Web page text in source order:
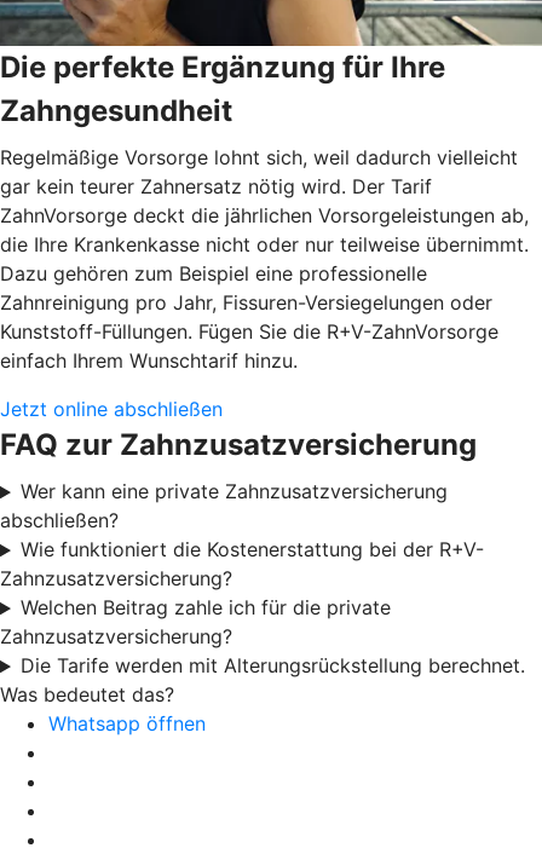
Die perfekte Ergänzung für Ihre
Zahngesundheit
Regelmäßige Vorsorge lohnt sich, weil dadurch vielleicht
gar kein teurer Zahnersatz nötig wird. Der Tarif
ZahnVorsorge deckt die jährlichen Vorsorgeleistungen ab,
die Ihre Krankenkasse nicht oder nur teilweise übernimmt.
Dazu gehören zum Beispiel eine professionelle
Zahnreinigung pro Jahr, Fissuren-Versiegelungen oder
Kunststoff-Füllungen. Fügen Sie die R+V-ZahnVorsorge
einfach Ihrem Wunschtarif hinzu.
Jetzt online abschließen
FAQ zur Zahnzusatzversicherung
Wer kann eine private Zahnzusatzversicherung
abschließen?
Wie funktioniert die Kostenerstattung bei der R+V-
Zahnzusatzversicherung?
Welchen Beitrag zahle ich für die private
Zahnzusatzversicherung?
Die Tarife werden mit Alterungsrückstellung berechnet.
Was bedeutet das?
Whatsapp öffnen